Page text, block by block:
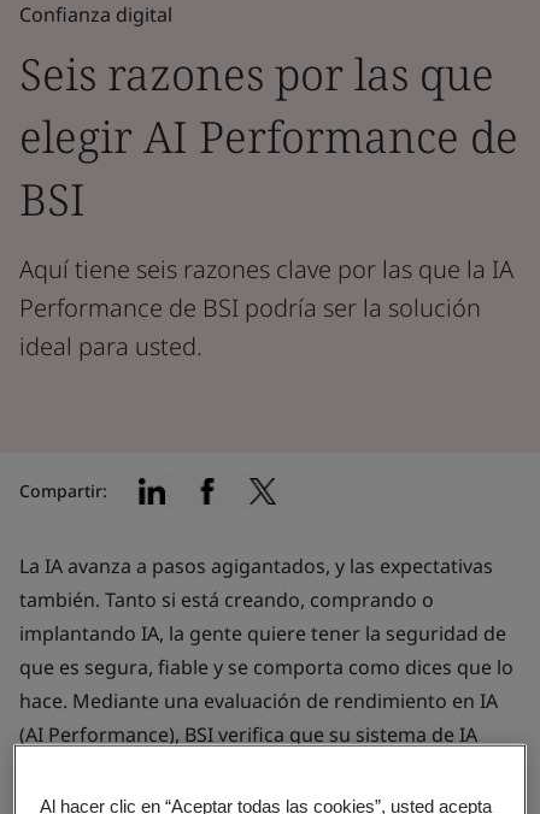
Confianza digital
Seis razones por las que
elegir AI Performance de
BSI
Aquí tiene seis razones clave por las que la IA
Performance de BSI podría ser la solución
ideal para usted.
La IA avanza a pasos agigantados, y las expectativas
también. Tanto si está creando, comprando o
implantando IA, la gente quiere tener la seguridad de
que es segura, fiable y se comporta como dices que lo
hace. Mediante una evaluación de rendimiento en IA
(AI Performance), BSI verifica que su sistema de IA
Compartir:
Al hacer clic en “Aceptar todas las cookies”, usted acepta